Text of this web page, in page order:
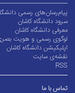
پیام‌رسان‌های رسمی
سرود دانشگاه کاشان
معرفی دانشگاه کاشان
لوگوی رسمی و هویت
اپلیکیشن دانشگاه کاشان
نقشه‌ی سایت
RSS
تماس با ما